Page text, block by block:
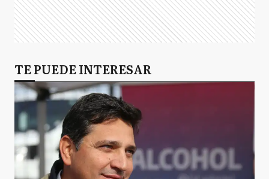
M Moreno
Q Quilmes
SV San Vicente
TE PUEDE INTERESAR